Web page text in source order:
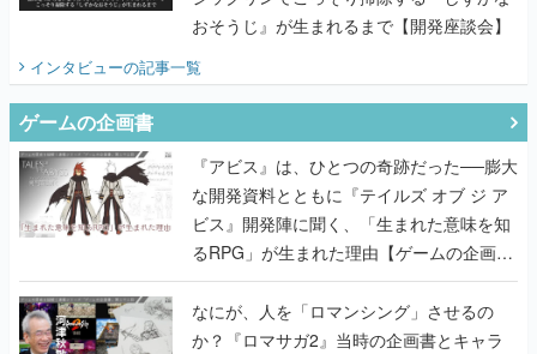
おそうじ』が生まれるまで【開発座談会】
インタビューの記事一覧
ゲームの企画書
『アビス』は、ひとつの奇跡だった──膨大
な開発資料とともに『テイルズ オブ ジ ア
ビス』開発陣に聞く、「生まれた意味を知
るRPG」が生まれた理由【ゲームの企画
書】
なにが、人を「ロマンシング」させるの
か？『ロマサガ2』当時の企画書とキャラ